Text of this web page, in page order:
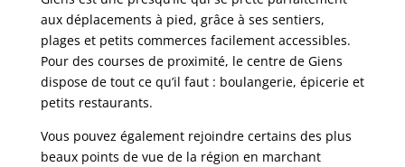
aux déplacements à pied, grâce à ses sentiers,
plages et petits commerces facilement accessibles.
Pour des courses de proximité, le centre de Giens
dispose de tout ce qu’il faut : boulangerie, épicerie et
petits restaurants.
Vous pouvez également rejoindre certains des plus
beaux points de vue de la région en marchant